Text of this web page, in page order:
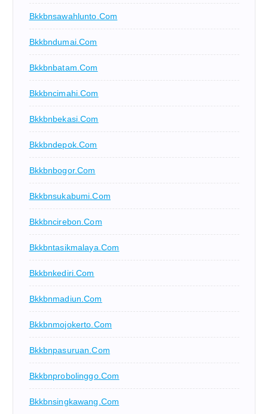
Bkkbnsawahlunto.com
Bkkbndumai.com
Bkkbnbatam.com
Bkkbncimahi.com
Bkkbnbekasi.com
Bkkbndepok.com
Bkkbnbogor.com
Bkkbnsukabumi.com
Bkkbncirebon.com
Bkkbntasikmalaya.com
Bkkbnkediri.com
Bkkbnmadiun.com
Bkkbnmojokerto.com
Bkkbnpasuruan.com
Bkkbnprobolinggo.com
Bkkbnsingkawang.com